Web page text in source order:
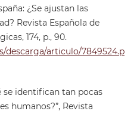
¿Se ajustan las
Revista Española de
174, p., 90.
descarga/articulo/7849524.p
se identifican tan pocas
humanos?”, Revista